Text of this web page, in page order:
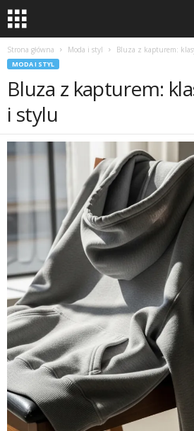
Strona główna Moda i styl Bluza z kapturem:
MODA I STYL
Bluza z kapturem:
i stylu